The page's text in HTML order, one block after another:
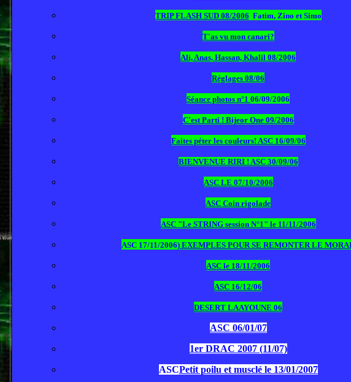
TRIP FLASH SUD 08/2006 Fatim, Zino et Simo
T'as vu mon canari?
Ali, Anas, Hassan, Khalil 08/2006
Réglages 08/06
Séance photos n°1 06/09/2006
C'est Parti ! Bijeor One 09/2006
Faites péter les couleurs! ASC 16/09/06
BIENVENUE RIRI ! ASC 30/09/06
ASC LE 07/10/2006
ASC Coin rigolade
ASC "Le STRING session N°1" le 11/11/2006
ASC 17/11/2006) EXEMPLES POUR SE REMONTER LE
ASC le 18/11/2006
ASC 16/12/06
DESERT LAAYOUNE 06
ASC 06/01/07
1er DRAC 2007 (11/07)
ASCPetit poilu et musclé le 13/01/2007